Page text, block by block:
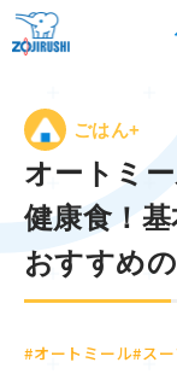
ごはん+
オートミ
健康食！
おすすめ
#オートミール#ス